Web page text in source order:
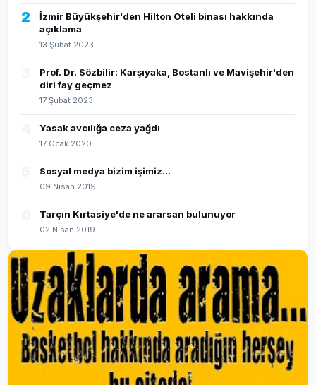
2
İzmir Büyükşehir'den Hilton Oteli binası hakkında
açıklama
13 Şubat 2023
Prof. Dr. Sözbilir: Karşıyaka, Bostanlı ve Mavişehir'den
diri fay geçmez
17 Şubat 2023
Yasak avcılığa ceza yağdı
17 Ocak 2020
Sosyal medya bizim işimiz...
09 Nisan 2019
Tarçın Kırtasiye'de ne ararsan bulunuyor
02 Nisan 2019